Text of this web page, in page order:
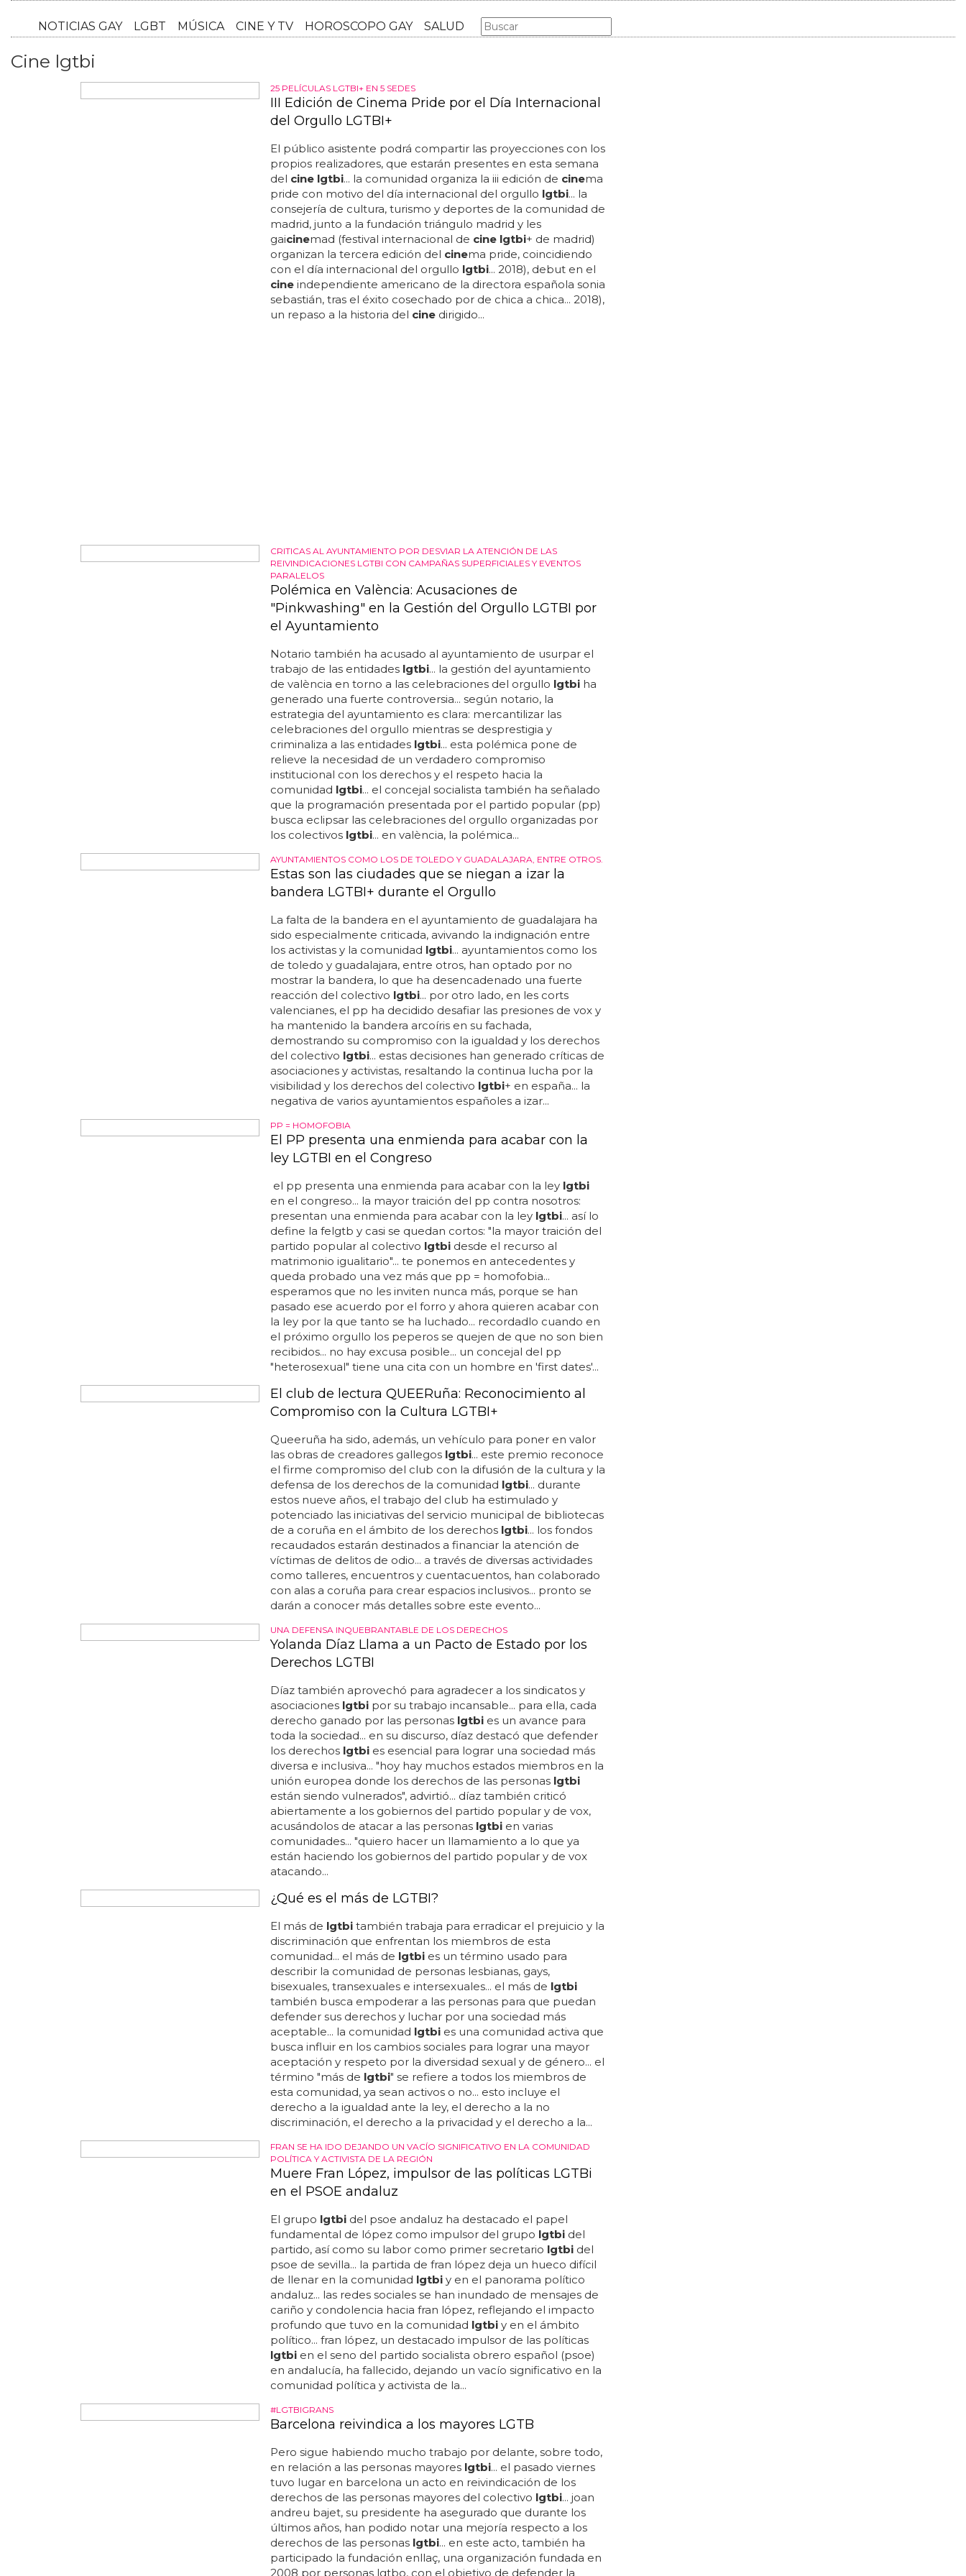
NOTICIAS GAY LGBT MÚSICA CINE Y TV
Cine lgtbi
25 PELÍCULAS LGTBI+ EN 5 SEDES
III Edición de Cinema Pride por el Día Internacional
El público asistente podrá compartir las proyecciones con los
propios realizadores, que estarán presentes en esta semana
delcine lgtbi... la comunidad organiza la iii edición decinema
pride con motivo del día internacional del orgullolgtbi... la
consejería de cultura, turismo y deportes de la comunidad de
madrid, junto a la fundación triángulo madrid y les
gaicinemad (festival internacional decine lgtbi+ de madrid)
organizan la tercera edición delcinema pride, coincidiendo
con el día internacional del orgullolgtbi... 2018), debut en el
cineindependiente americano de la directora española sonia
sebastián, tras el éxito cosechado por de chica a chica... 2018),
CRITICAS AL AYUNTAMIENTO POR DESVIAR LA ATENCIÓN DE LAS
REIVINDICACIONES LGTBI CON CAMPAÑAS SUPERFICIALES Y EVENTOS
PARALELOS
Polémica en València: Acusaciones de
"Pinkwashing" en la Gestión del Orgullo LGTBI por
Notario también ha acusado al ayuntamiento de usurpar el
trabajo de las entidadeslgtbi... la gestión del ayuntamiento
de valència en torno a las celebraciones del orgullo
generado una fuerte controversia... según notario, la
estrategia del ayuntamiento es clara: mercantilizar las
celebraciones del orgullo mientras se desprestigia y
criminaliza a las entidades lgtbi... esta polémica pone de
relieve la necesidad de un verdadero compromiso
institucional con los derechos y el respeto hacia la
comunidadlgtbi... el concejal socialista también ha señalado
que la programación presentada por el partido popular (pp)
busca eclipsar las celebraciones del orgullo organizadas por
AYUNTAMIENTOS COMO LOS DE TOLEDO Y GUADALAJARA, ENTRE OTROS.
Estas son las ciudades que se niegan a izar la
La falta de la bandera en el ayuntamiento de guadalajara ha
sido especialmente criticada, avivando la indignación entre
los activistas y la comunidadlgtbi... ayuntamientos como los
de toledo y guadalajara, entre otros, han optado por no
mostrar la bandera, lo que ha desencadenado una fuerte
reacción del colectivolgtbi... por otro lado, en les corts
valencianes, el pp ha decidido desafiar las presiones de vox y
ha mantenido la bandera arcoíris en su fachada,
demostrando su compromiso con la igualdad y los derechos
del colectivolgtbi... estas decisiones han generado críticas de
asociaciones y activistas, resaltando la continua lucha por la
visibilidad y los derechos del colectivolgtbi+ en españa... la
PP = HOMOFOBIA
El PP presenta una enmienda para acabar con la
el pp presenta una enmienda para acabar con la leylgtbi
en el congreso... la mayor traición del pp contra nosotros:
presentan una enmienda para acabar con la leylgtbi... así lo
define la felgtb y casi se quedan cortos: "la mayor traición del
partido popular al colectivolgtbidesde el recurso al
matrimonio igualitario"... te ponemos en antecedentes y
queda probado una vez más que pp = homofobia...
esperamos que no les inviten nunca más, porque se han
pasado ese acuerdo por el forro y ahora quieren acabar con
la ley por la que tanto se ha luchado... recordadlo cuando en
el próximo orgullo los peperos se quejen de que no son bien
recibidos... no hay excusa posible... un concejal del pp
El club de lectura QUEERuña: Reconocimiento al
Queeruña ha sido, además, un vehículo para poner en valor
las obras de creadores gallegoslgtbi ... este premio reconoce
el firme compromiso del club con la difusión de la cultura y la
defensa de los derechos de la comunidadlgtbi... durante
estos nueve años, el trabajo del club ha estimulado y
potenciado las iniciativas del servicio municipal de bibliotecas
de a coruña en el ámbito de los derechos lgtbi... los fondos
recaudados estarán destinados a financiar la atención de
víctimas de delitos de odio... a través de diversas actividades
como talleres, encuentros y cuentacuentos, han colaborado
con alas a coruña para crear espacios inclusivos... pronto se
UNA DEFENSA INQUEBRANTABLE DE LOS DERECHOS
Yolanda Díaz Llama a un Pacto de Estado por los
Díaz también aprovechó para agradecer a los sindicatos y
asociacioneslgtbipor su trabajo incansable... para ella, cada
derecho ganado por las personaslgtbies un avance para
toda la sociedad... en su discurso, díaz destacó que defender
los derechoslgtbies esencial para lograr una sociedad más
diversa e inclusiva... "hoy hay muchos estados miembros en la
unión europea donde los derechos de las personaslgtbi
están siendo vulnerados", advirtió... díaz también criticó
abiertamente a los gobiernos del partido popular y de vox,
acusándolos de atacar a las personaslgtbien varias
comunidades... "quiero hacer un llamamiento a lo que ya
están haciendo los gobiernos del partido popular y de vox
El más delgtbitambién trabaja para erradicar el prejuicio y la
discriminación que enfrentan los miembros de esta
comunidad... el más de lgtbies un término usado para
describir la comunidad de personas lesbianas, gays,
bisexuales, transexuales e intersexuales... el más de lgtbi
también busca empoderar a las personas para que puedan
defender sus derechos y luchar por una sociedad más
aceptable... la comunidadlgtbies una comunidad activa que
busca influir en los cambios sociales para lograr una mayor
aceptación y respeto por la diversidad sexual y de género... el
término "más delgtbi" se refiere a todos los miembros de
esta comunidad, ya sean activos o no... esto incluye el
derecho a la igualdad ante la ley, el derecho a la no
discriminación, el derecho a la privacidad y el derecho a la...
FRAN SE HA IDO DEJANDO UN VACÍO SIGNIFICATIVO EN LA COMUNIDAD
POLÍTICA Y ACTIVISTA DE LA REGIÓN
Muere Fran López, impulsor de las políticas LGTBi
El grupolgtbidel psoe andaluz ha destacado el papel
fundamental de lópez como impulsor del grupolgtbidel
partido, así como su labor como primer secretariolgtbidel
psoe de sevilla... la partida de fran lópez deja un hueco difícil
de llenar en la comunidadlgtbiy en el panorama político
andaluz... las redes sociales se han inundado de mensajes de
cariño y condolencia hacia fran lópez, reflejando el impacto
profundo que tuvo en la comunidadlgtbiy en el ámbito
político... fran lópez, un destacado impulsor de las políticas
lgtbien el seno del partido socialista obrero español (psoe)
en andalucía, ha fallecido, dejando un vacío significativo en la
#LGTBIGRANS
Pero sigue habiendo mucho trabajo por delante, sobre todo,
en relación a las personas mayores lgtbi... el pasado viernes
tuvo lugar en barcelona un acto en reivindicación de los
derechos de las personas mayores del colectivolgtbi... joan
andreu bajet, su presidente ha asegurado que durante los
últimos años, han podido notar una mejoría respecto a los
derechos de las personaslgtbi... en este acto, también ha